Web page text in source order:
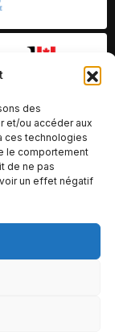
des
et/ou accéder aux
ces technologies
le comportement
de ne pas
un effet négatif
Chameleon Ideas